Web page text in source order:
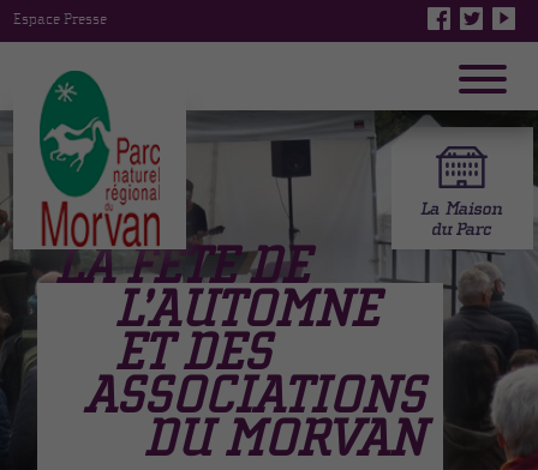
Espace Presse
LA FÊTE DE
L’AUTOMNE
ET DES
ASSOCIATIONS
DU MORVAN